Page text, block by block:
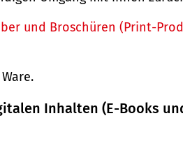
und Broschüren (Print-
Inhalten (E-Books